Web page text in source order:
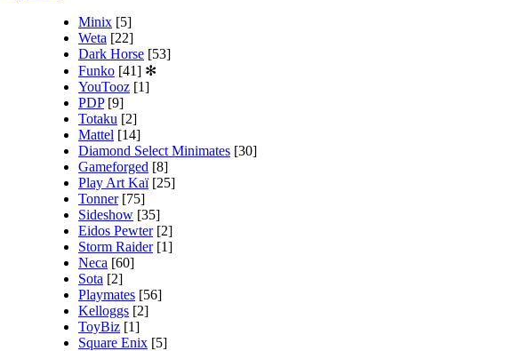
Minix [5]
Weta [22]
Dark Horse [53]
Funko [41] ✻
YouTooz [1]
PDP [9]
Totaku [2]
Mattel [14]
Diamond Select Minimates [30]
Gameforged [8]
Play Art Kaï [25]
Tonner [75]
Sideshow [35]
Eidos Pewter [2]
Storm Raider [1]
Neca [60]
Sota [2]
Playmates [56]
Kelloggs [2]
ToyBiz [1]
Square Enix [5]